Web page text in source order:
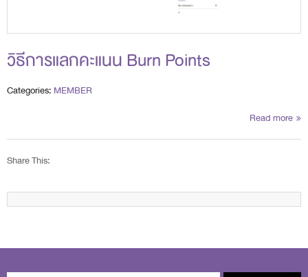
วิธีการแลกคะแนน Burn Points
Categories: MEMBER
Read more
Share This: